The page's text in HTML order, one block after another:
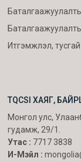
Итгэмжлэл,
TQCSI ХАЯГ,
Монгол улс,
гудамж, 29/1.
Утас : 7717 3838
И-Мэйл :